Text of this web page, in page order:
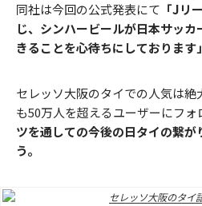
同社は今回の公式発表にて 「Jリ
じ、シンハービールが日本サッ
きることを心待ちにしております」
セレッソ大阪のタイでの人気は絶
も50万人を超えるユーザーにフォ
ツを通しての今後の日タイの繋が
う。